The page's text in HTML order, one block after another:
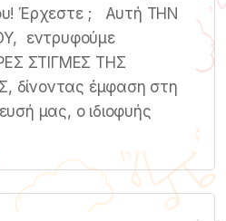
Έρχεστε ; Αυτή ΤΗΝ
εντρυφούμε
ΣΤΙΓΜEΣ ΤΗΣ
δίνοντας έμφαση στη
μας, ο ιδιοφυής